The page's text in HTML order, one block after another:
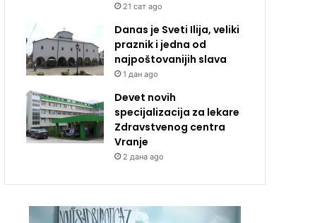
21 сат ago
Danas je Sveti Ilija, veliki
praznik i jedna od
najpoštovanijih slava
1 дан ago
Devet novih
specijalizacija za lekare
Zdravstvenog centra
Vranje
2 дана ago